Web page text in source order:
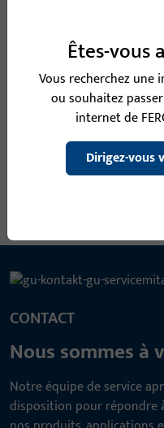
B-78430-
LI25/LA65
Carré, largeur totale 9
Voir toutes les variantes
CONTACT
Nous sommes
Notre équipe de service
disposition pour répondre
Êtes-vous
Vous recherchez une
ou souhaitez
internet de
Dirigez-vous